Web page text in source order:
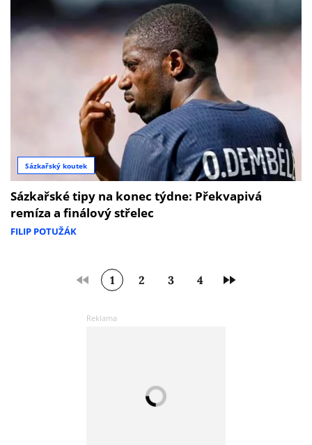
Sázkařský koutek
Sázkařské tipy na konec týdne: Překvapivá
remíza a finálový střelec
FILIP POTUŽÁK
1 2 3 4